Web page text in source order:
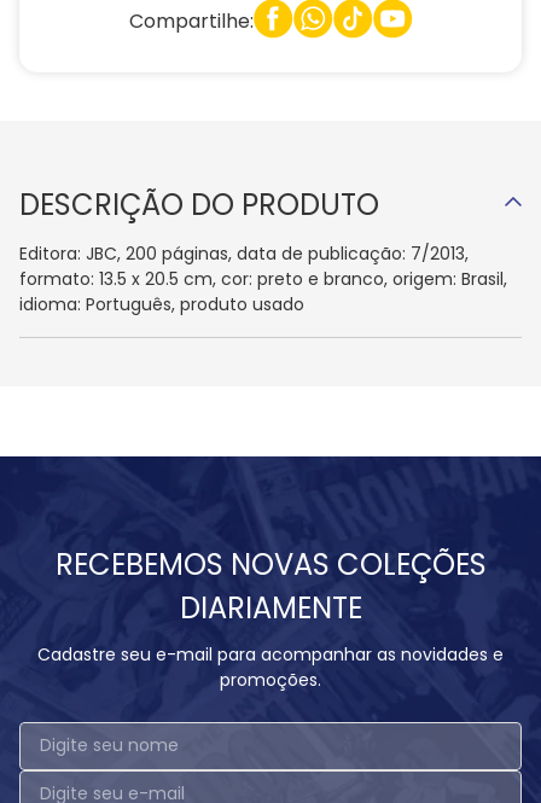
Compartilhe:
DESCRIÇÃO DO PRODUTO
Editora: JBC, 200 páginas, data de publicação: 7/2013,
formato: 13.5 x 20.5 cm, cor: preto e branco, origem: Brasil,
idioma: Português, produto usado
RECEBEMOS NOVAS COLEÇÕES
DIARIAMENTE
Cadastre seu e-mail para acompanhar as novidades e
promoções.